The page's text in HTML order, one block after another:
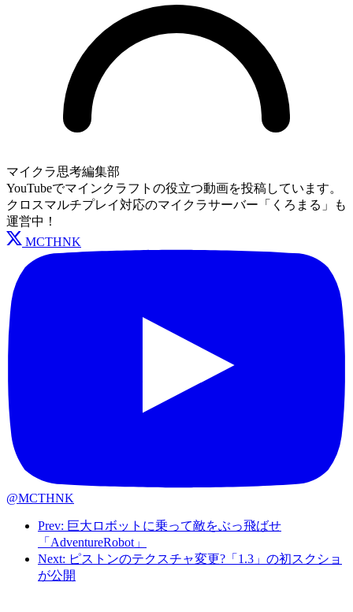
マイクラ思考編集部
YouTubeでマインクラフトの役立つ動画を投稿しています。
クロスマルチプレイ対応のマイクラサーバー「くろまる」も
運営中！
MCTHNK
@MCTHNK
Prev: 巨大ロボットに乗って敵をぶっ飛ばせ
「AdventureRobot」
Next: ピストンのテクスチャ変更?「1.3」の初スクショ
が公開